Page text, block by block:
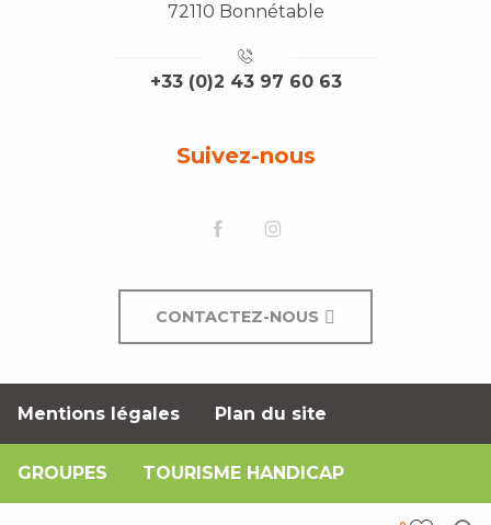
72110 Bonnétable
+33 (0)2 43 97 60 63
Suivez-nous
CONTACTEZ-NOUS
Mentions légales Plan du site
GROUPES TOURISME HANDICAP